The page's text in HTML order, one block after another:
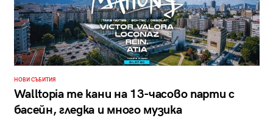
НОВИ СЪБИТИЯ
Walltopia те кани на 13-часово парти с
басейн, гледка и много музика